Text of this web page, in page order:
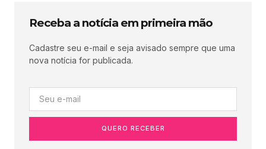
Receba a notícia em primeira mão
Cadastre seu e-mail e seja avisado sempre que uma
nova notícia for publicada.
QUERO RECEBER